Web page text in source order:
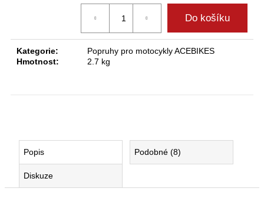
Do košíku
Kategorie:
Popruhy pro motocykly ACEBIKES
Hmotnost: 2.7 kg
Popis Podobné (8)
Diskuze
e
m
acebikes
flexi
rail
railset®